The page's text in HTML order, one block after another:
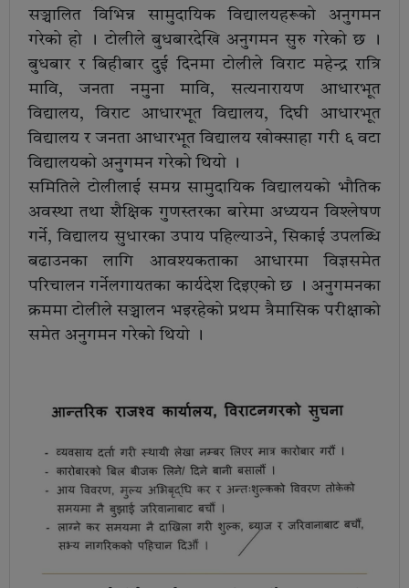
सञ्चालित विभिन्न सामुदायिक विद्यालयहरूको अनुगमन
गरेको हो । टोलीले बुधबारदेखि अनुगमन सुरु गरेको छ ।
बुधबार र बिहीबार दुई दिनमा टोलीले विराट महेन्द्र रात्रि
मावि, जनता नमुना मावि, सत्यनारायण आधारभूत
विद्यालय, विराट आधारभूत विद्यालय, दिघी आधारभूत
विद्यालय र जनता आधारभूत विद्यालय खोक्साहा गरी ६ वटा
विद्यालयको अनुगमन गरेको थियो ।
समितिले टोलीलाई समग्र सामुदायिक विद्यालयको भौतिक
अवस्था तथा शैक्षिक गुणस्तरका बारेमा अध्ययन विश्लेषण
गर्ने, विद्यालय सुधारका उपाय पहिल्याउने, सिकाई उपलब्धि
बढाउनका लागि आवश्यकताका आधारमा विज्ञसमेत
परिचालन गर्नेलगायतका कार्यदेश दिइएको छ । अनुगमनका
क्रममा टोलीले सञ्चालन भइरहेको प्रथम त्रैमासिक परीक्षाको
समेत अनुगमन गरेको थियो ।